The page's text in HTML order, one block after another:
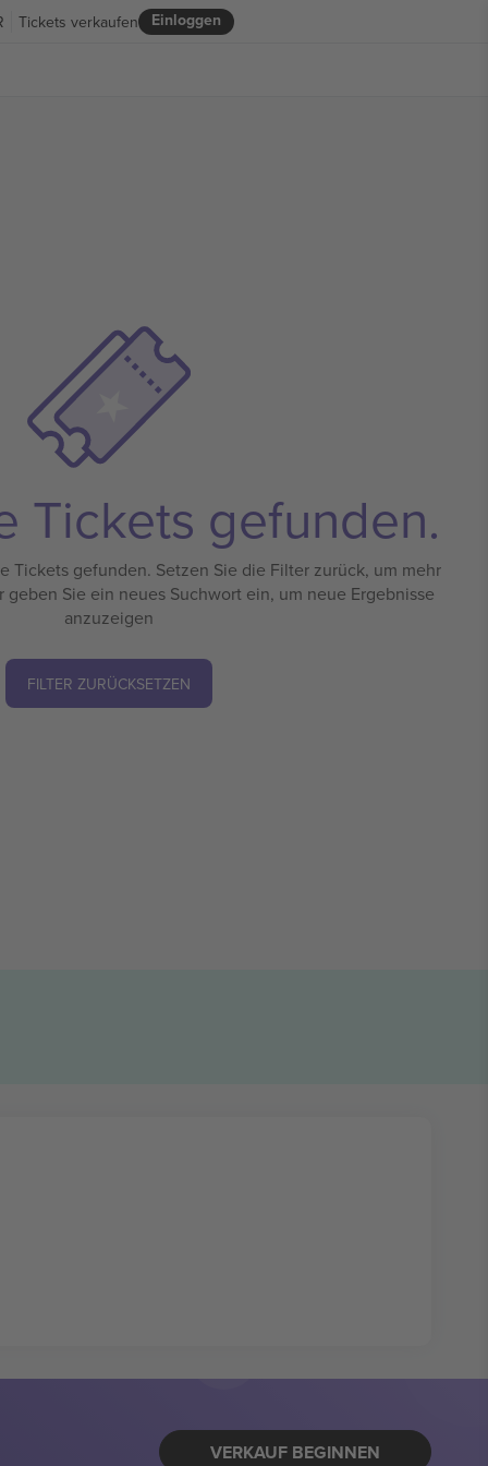
Einloggen
Tickets verkaufen
Tickets gefunden.
Tickets gefunden. Setzen Sie die Filter zurück, um mehr
Sie ein neues Suchwort ein, um neue Ergebnisse
anzuzeigen
FILTER ZURÜCKSETZEN
VERKAUF BEGINNEN